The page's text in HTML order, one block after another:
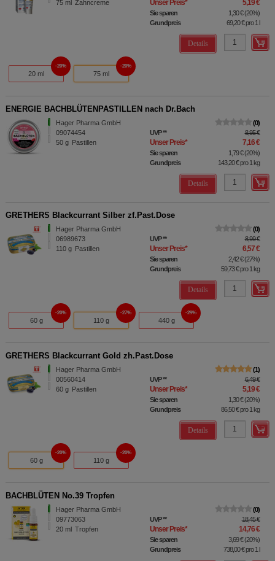
75 ml Zahncreme Unser Preis* 5,19 €
Sie sparen 1,30 €(20%)
Grundpreis
69,20 €pro 1 l
Details
20 ml
20%
75 ml
20%
ENERGIE BACHBLÜTENPASTILLEN nach Dr.Bach
Hager Pharma GmbH
09074454
50 g Pastillen
0
UVP** 8,95 €
Unser Preis* 7,16 €
Sie sparen 1,79 €(20%)
Grundpreis
143,20 €pro 1 kg
Details
GRETHERS Blackcurrant Silber zf.Past.Dose
Hager Pharma GmbH
06989673
110 g Pastillen
0
UVP** 8,99 €
Unser Preis* 6,57 €
Sie sparen 2,42 €(27%)
Grundpreis
59,73 €pro 1 kg
Details
60 g
20%
110 g
27%
440 g
29%
GRETHERS Blackcurrant Gold zh.Past.Dose
Hager Pharma GmbH
00560414
60 g Pastillen
1
UVP** 6,49 €
Unser Preis* 5,19 €
Sie sparen 1,30 €(20%)
Grundpreis
86,50 €pro 1 kg
Details
60 g
20%
110 g
20%
BACHBLÜTEN No.39 Tropfen
Hager Pharma GmbH
09773063
20 ml Tropfen
0
UVP** 18,45 €
Unser Preis* 14,76 €
Sie sparen 3,69 €(20%)
Grundpreis
738,00 €pro 1 l